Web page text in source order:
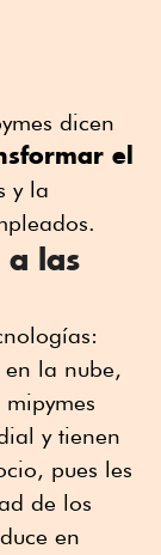
dicen
el
y la
a las
en la nube,
y tienen
pues les
de los
en